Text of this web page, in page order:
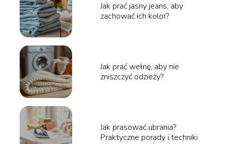
Jak prać jasny jeans, aby
zachować ich kolor?
Jak prać wełnę, aby nie
zniszczyć odzieży?
Jak prasować ubrania?
Praktyczne porady i techniki